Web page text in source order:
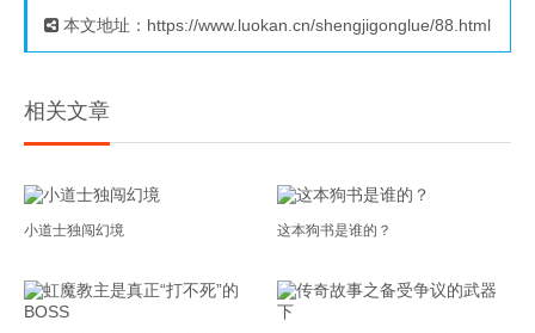
本文地址：https://www.luokan.cn/shengjigonglue/88.html
相关文章
小道士独闯幻境 这本狗书是谁的？